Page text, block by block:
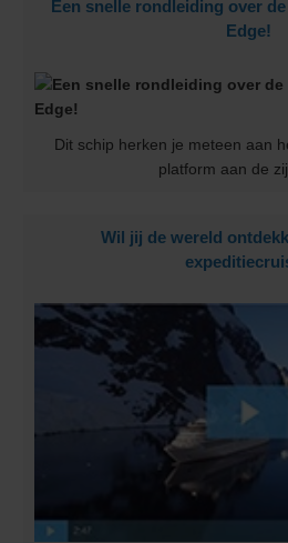
Een snelle rondleiding over
Edge!
Dit schip herken je meteen aan
platform aan de
Wil jij de wereld